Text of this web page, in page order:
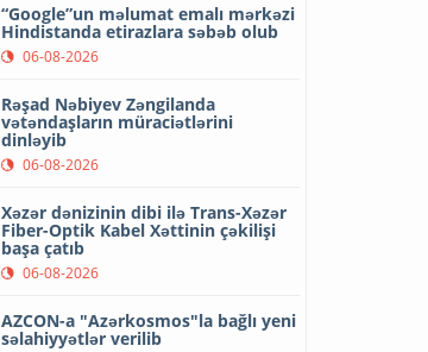
“Google”un məlumat emalı mərkəzi
Hindistanda etirazlara səbəb olub
06-08-2026
Rəşad Nəbiyev Zəngilanda
vətəndaşların müraciətlərini
dinləyib
06-08-2026
Xəzər dənizinin dibi ilə Trans-Xəzər
Fiber-Optik Kabel Xəttinin çəkilişi
başa çatıb
06-08-2026
AZCON-a "Azərkosmos"la bağlı yeni
səlahiyyətlər verilib